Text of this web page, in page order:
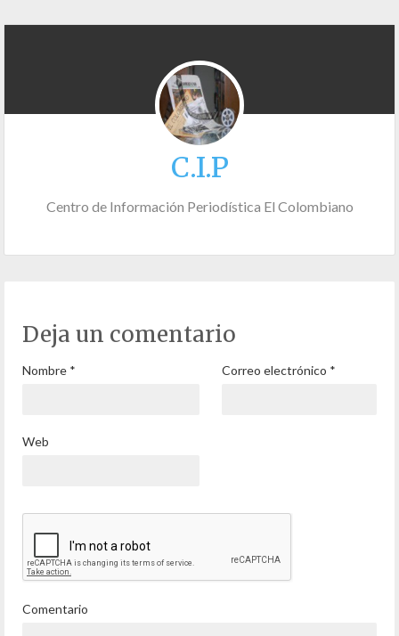
C.I.P
Centro de Información Periodística El Colombiano
Deja un comentario
Nombre * Correo electrónico *
Web
Comentario